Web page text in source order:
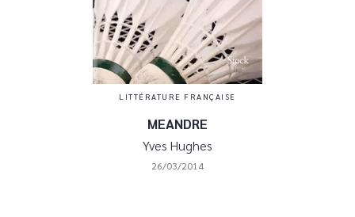
LITTÉRATURE FRANÇAISE
MEANDRE
Yves Hughes
26/03/2014